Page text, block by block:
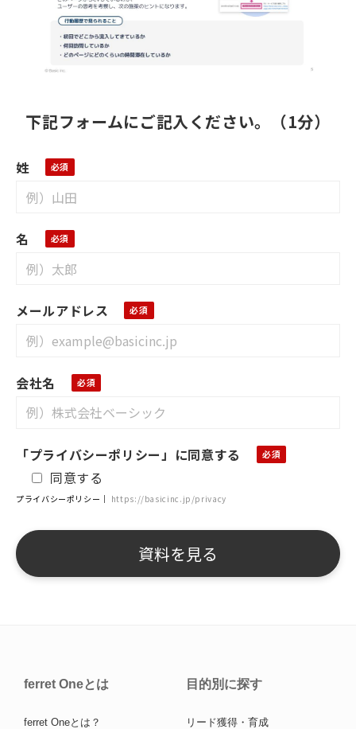
下記フォームにご記入ください。（1分）
姓
名
メールアドレス
会社名
「プライバシーポリシー」に同意する
同意する
プライバシーポリシー｜ https://basicinc.jp/privacy
ferret Oneとは
ferret Oneとは？
目的別に探す
リード獲得・育成